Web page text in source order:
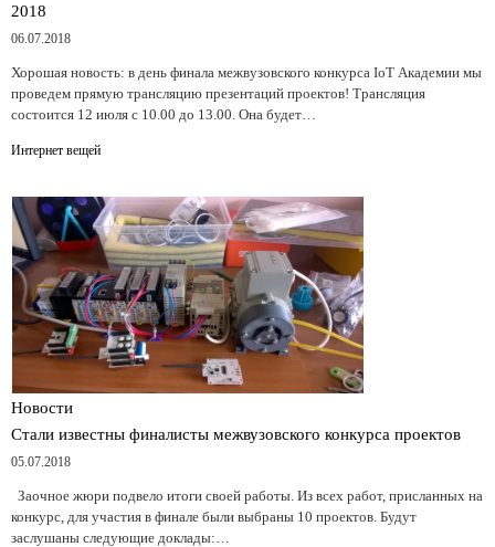
2018
06.07.2018
Хорошая новость: в день финала межвузовского конкурса IoT Академии мы
проведем прямую трансляцию презентаций проектов! Трансляция
состоится 12 июля с 10.00 до 13.00. Она будет…
Интернет вещей
Новости
Стали известны финалисты межвузовского конкурса проектов
05.07.2018
Заочное жюри подвело итоги своей работы. Из всех работ, присланных на
конкурс, для участия в финале были выбраны 10 проектов. Будут
заслушаны следующие доклады:…